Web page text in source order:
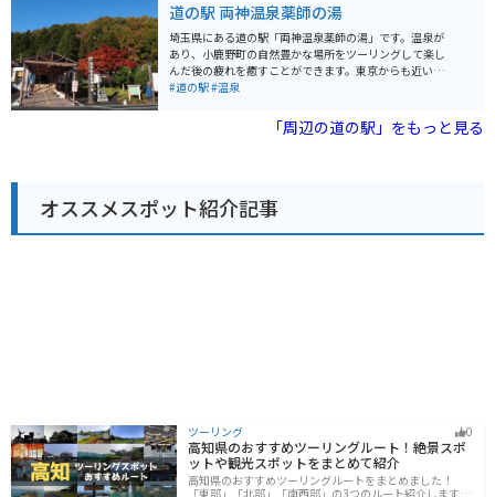
道の駅 上野は、休憩場所として最適です。駐車場も広
く、トイレもあります。また、周辺には、景色が良いワ
インディングロードが数多くあるので、ツーリングにも
最適です。 上野村は、伝統的な工芸品である「上野村の
こけし」でも有名です。道の駅 上野でも、こけしを購入
楽しむこともできます。
道の駅 両神温泉薬師の湯
埼玉県にある道の駅「両神温泉薬師の湯」です。温泉が
あり、小鹿野町の自然豊かな場所をツーリングして楽し
んだ後の疲れを癒すことができます。東京からも近いの
で、日帰りで行くことも可能です。
#道の駅#温泉
「周辺の道の駅」をもっと見る
オススメスポット紹介記事
ツーリング 0
高知県のおすすめツーリングルート！絶景スポ
ットや観光スポットをまとめて紹介
高知県のおすすめツーリングルートをまとめました！
「東部」「北部」「南西部」の3つのルート紹介します。